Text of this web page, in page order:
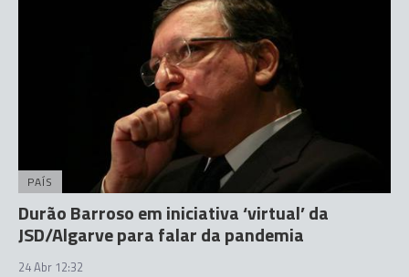
PAÍS
Durão Barroso em iniciativa ‘virtual’ da
JSD/Algarve para falar da pandemia
24 Abr 12:32